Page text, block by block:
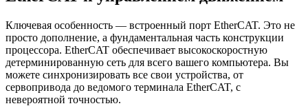
Ключевая особенность — встроенный порт EtherCAT. Это не
просто дополнение, а фундаментальная часть конструкции
процессора. EtherCAT обеспечивает высокоскоростную
детерминированную сеть для всего вашего компьютера. Вы
можете синхронизировать все свои устройства, от
сервопривода до ведомого терминала EtherCAT, с
невероятной точностью.